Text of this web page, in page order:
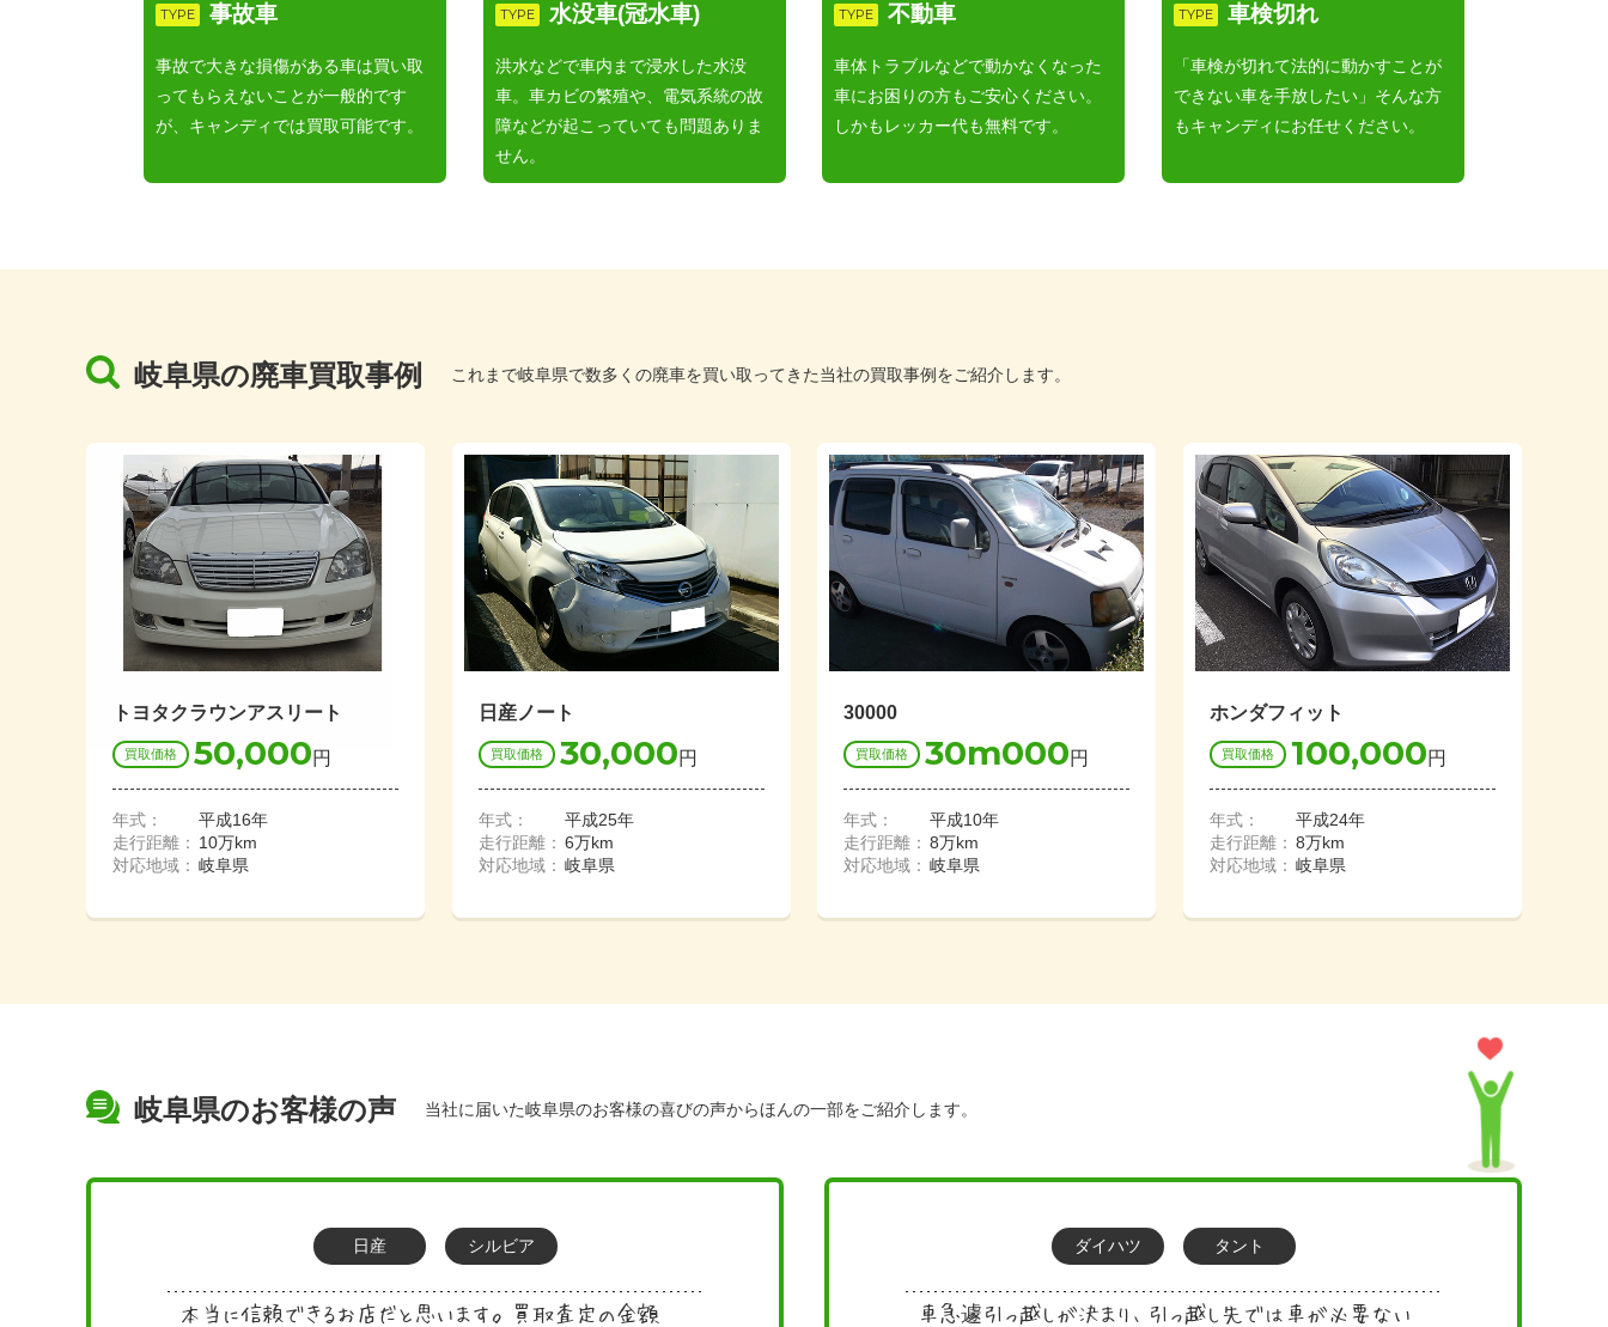
TYPE 事故車
事故で大きな損傷がある車は買い取
ってもらえないことが一般的です
が、キャンディでは買取可能です。
TYPE 水没車(冠水車)
洪水などで車内まで浸水した水没
車。車カビの繁殖や、電気系統の故
障などが起こっていても問題ありま
せん。
TYPE 不動車
車体トラブルなどで動かなくなった
車にお困りの方もご安心ください。
しかもレッカー代も無料です。
TYPE 車検切れ
「車検が切れて法的に動かすことが
できない車を手放したい」そんな方
もキャンディにお任せください。
岐阜県の廃車買取事例 これまで岐阜県で数多くの廃車を買い取ってきた当社の買取事例をご紹介します。
トヨタクラウンアスリート
買取価格 50,000円
年式：
平成16年
走行距離： 10万km
対応地域： 岐阜県
日産ノート
買取価格 30,000円
年式：
平成25年
走行距離： 6万km
対応地域： 岐阜県
30000
買取価格 30m000円
年式：
平成10年
走行距離： 8万km
対応地域： 岐阜県
ホンダフィット
買取価格 100,000円
年式：
平成24年
走行距離： 8万km
対応地域： 岐阜県
岐阜県のお客様の声 当社に届いた岐阜県のお客様の喜びの声からほんの一部をご紹介します。
日産 シルビア
本当に信頼できるお店だと思います。買取査定の金額
ダイハツ タント
車急遽引っ越しが決まり、引っ越し先では車が必要ない